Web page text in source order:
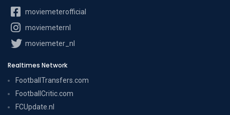
moviemeterofficial
moviemeternl
moviemeter_nl
Realtimes Network
FootballTransfers.com
FootballCritic.com
FCUpdate.nl